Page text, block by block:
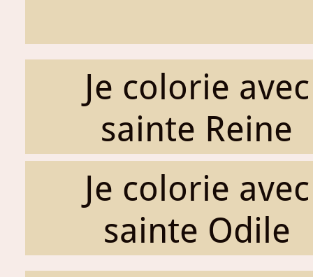
Je colorie avec
sainte Reine
Je colorie avec
sainte Odile